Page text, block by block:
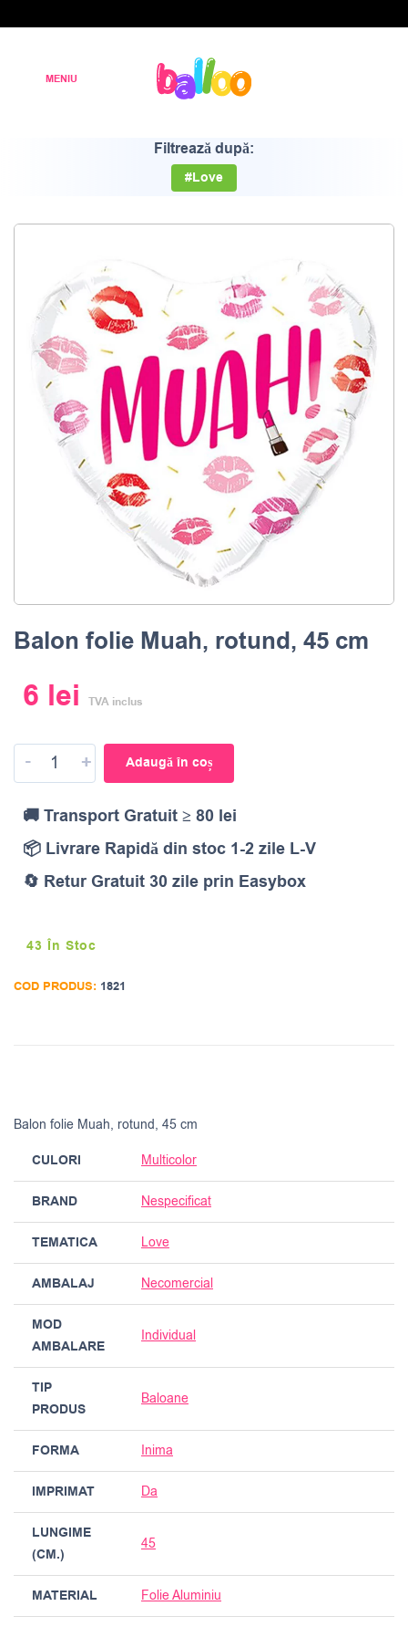
Filtrează după:
#Love
Balon folie Muah, rotund, 45 cm
6 lei TVA inclus
- + Adaugă în coș
🚚 Transport Gratuit ≥ 80 lei
📦 Livrare Rapidă din stoc 1-2 zile L-V
🔄 Retur Gratuit 30 zile prin Easybox
43 În Stoc
COD PRODUS: 1821
Balon folie Muah, rotund, 45 cm
CULORI Multicolor
BRAND Nespecificat
TEMATICA Love
AMBALAJ Necomercial
MOD
AMBALARE
Individual
TIP
PRODUS
Baloane
FORMA Inima
IMPRIMAT Da
LUNGIME
(CM.)
45
MATERIAL Folie Aluminiu